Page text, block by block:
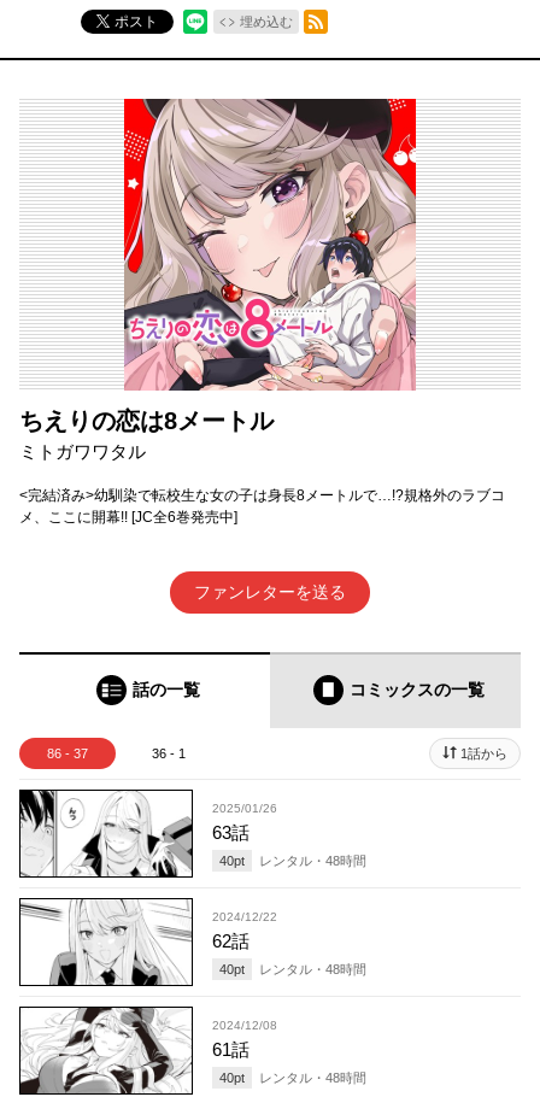
ポスト 埋め込む
RSSフィード
ちえりの恋は8メートル
ミトガワワタル
<完結済み>幼馴染で転校生な女の子は身長8メートルで…!?規格外のラブコ
メ、ここに開幕!! [JC全6巻発売中]
ファンレターを送る
話の一覧 コミックスの一覧
86 - 37 36 - 1 1話から
2025/01/26
63話
40pt レンタル・ 48時間
2024/12/22
62話
40pt レンタル・ 48時間
2024/12/08
61話
40pt レンタル・ 48時間